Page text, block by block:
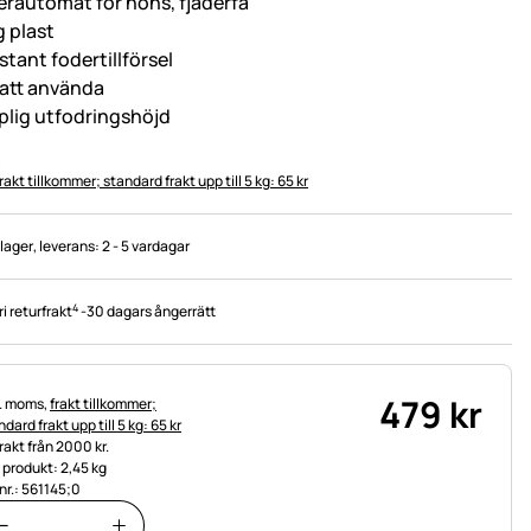
plast
fodertillförsel
använda
utfodringshöjd
tillkommer; standard frakt upp till 5 kg: 65 kr
, leverans:2 - 5 vardagar
returfrakt4-30 dagars ångerrätt
moms,frakt tillkommer;
frakt upp till 5 kg: 65 kr
från 2000 kr.
2,45 kg
561145;0
479 kr